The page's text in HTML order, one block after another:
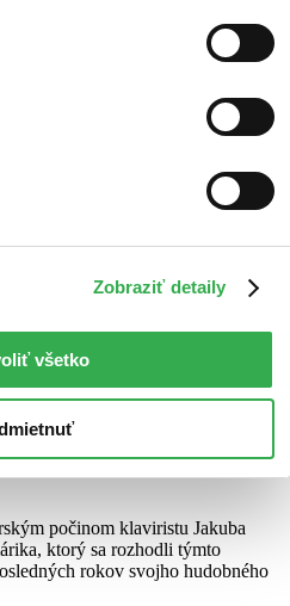
Zobraziť detaily
všetko
počinom klaviristu Jakuba
ktorý sa rozhodli týmto
rokov svojho hudobného